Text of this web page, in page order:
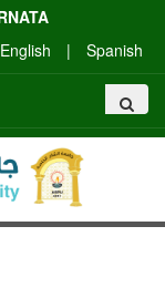
English | Spanish